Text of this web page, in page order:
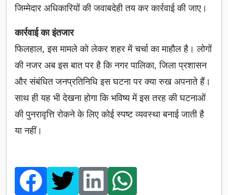
जिम्मेदार अधिकारियों की जवाबदेही तय कर कार्रवाई की जाए।
कार्रवाई का इंतजार
फिलहाल, इस मामले को लेकर शहर में चर्चा का माहौल है। लोगों
की नजर अब इस बात पर है कि नगर पालिका, जिला प्रशासन
और संबंधित जनप्रतिनिधि इस घटना पर क्या रुख अपनाते हैं।
साथ ही यह भी देखना होगा कि भविष्य में इस तरह की घटनाओं
की पुनरावृत्ति रोकने के लिए कोई स्पष्ट व्यवस्था बनाई जाती है
या नहीं।